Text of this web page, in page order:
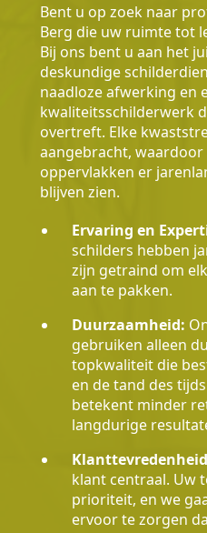
Bent u op zoek naar
Berg die uw ruimte tot
Bij ons bent u aan het
deskundige
naadloze afwerking en
kwaliteitsschilderwerk
overtreft. Elke
aangebracht,
oppervlakken er
blijven zien.
Ervaring en
schilders hebben
zijn getraind om
aan te pakken.
Duurzaamheid:
gebruiken alleen
topkwaliteit die
en de tand des
betekent minder
langdurige
klant centraal. Uw
prioriteit, en we
ervoor te zorgen